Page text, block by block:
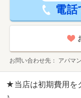
電
お問い合わせ先 アパマ
★当店は初期費用を